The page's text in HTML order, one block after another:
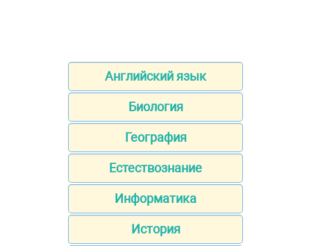
Английский язык
Биология
География
Естествознание
Информатика
История